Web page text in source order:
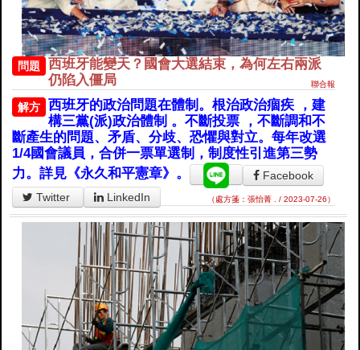
問題
西班牙能變天？國會大選結束，為何左右兩派
仍陷入僵局
聯合報
解方
西班牙的政治問題在體制。根治政治痼疾 ，建
構三黨(派)政治體制 。不斷投票 ，不斷調和不
斷產生的問題、矛盾、分歧、恐懼與對立。每年改選
1/4國會議員，合併一票單選制，制度性引進第三勢
力。詳見《永久和平憲章》。
Facebook
Twitter
LinkedIn （處方箋：張怡菁 . / 2023-07-26）